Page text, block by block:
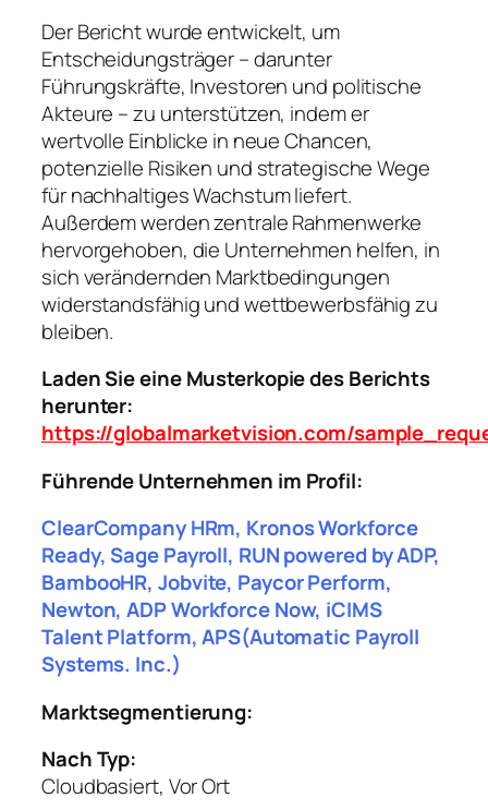
Der Bericht wurde entwickelt, um
Entscheidungsträger – darunter
Führungskräfte, Investoren und politische
Akteure – zu unterstützen, indem er
wertvolle Einblicke in neue Chancen,
potenzielle Risiken und strategische Wege
für nachhaltiges Wachstum liefert.
Außerdem werden zentrale Rahmenwerke
hervorgehoben, die Unternehmen helfen, in
sich verändernden Marktbedingungen
widerstandsfähig und wettbewerbsfähig zu
bleiben.
Laden Sie eine Musterkopie des Berichts
herunter:
https://globalmarketvision.com/
Führende Unternehmen im Profil:
ClearCompany HRm, Kronos Workforce
Ready, Sage Payroll, RUN powered by ADP,
BambooHR, Jobvite, Paycor Perform,
Newton, ADP Workforce Now, iCIMS
Talent Platform, APS(Automatic Payroll
Systems. Inc.)
Marktsegmentierung:
Nach Typ:
Cloudbasiert, Vor Ort